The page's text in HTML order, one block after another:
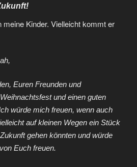
meine Kinder. Vielleicht kommt er
Euren Freunden und
und einen guten
würde mich freuen, wenn auch
auf kleinen Wegen ein Stück
gehen könnten und würde
Euch freuen.